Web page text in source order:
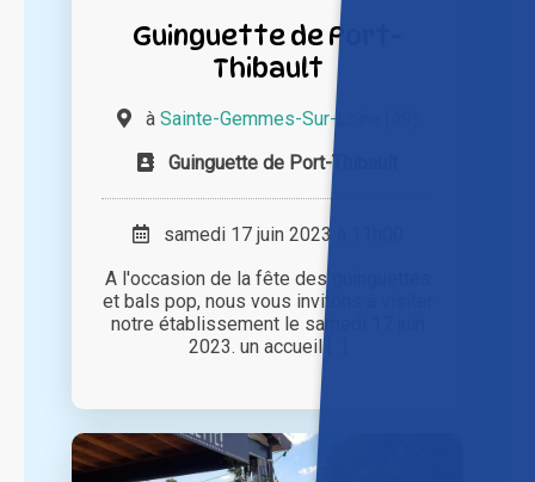
Guinguette de Port-
Thibault
à Sainte-Gemmes-Sur-Loire (49)
Guinguette de Port-Thibault
samedi 17 juin 2023 à 11h00
A l'occasion de la fête des guinguettes
et bals pop, nous vous invitons à visiter
notre établissement le samedi 17 juin
2023. un accueil [...]